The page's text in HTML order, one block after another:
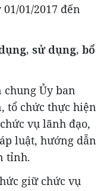
01/2017 đến
sử dụng, bổ
Ủy ban
tổ chức thực hiện
vụ lãnh đạo,
luật, hướng dẫn
tỉnh.
giữ chức vụ